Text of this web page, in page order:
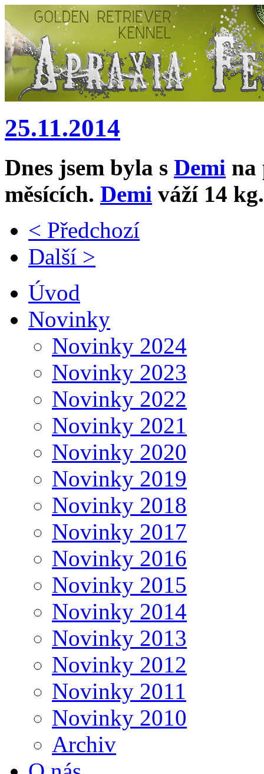
25.11.2014
Dnes jsem byla s Demi na
měsících. Demi váží 14
< Předchozí
Další >
Úvod
Novinky
Novinky 2024
Novinky 2023
Novinky 2022
Novinky 2021
Novinky 2020
Novinky 2019
Novinky 2018
Novinky 2017
Novinky 2016
Novinky 2015
Novinky 2014
Novinky 2013
Novinky 2012
Novinky 2011
Novinky 2010
Archiv